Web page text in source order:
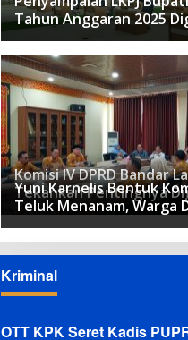
Tahun Anggaran 2025
dalam Rapat Paripurna
Komisi IV DPRD Bandar
Tekankan Pentingnya
Sekolah Dasar
Yuni Karnelis Bentuk
Teluk Menanam, Warga
Hidupkan Budaya Tanam
Kriminal
OTT KPK Seret Kadis